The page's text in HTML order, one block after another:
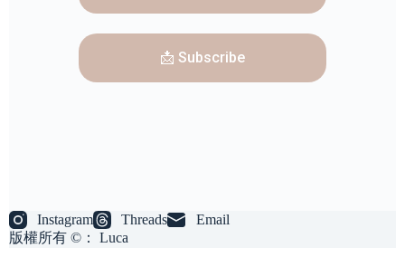
📩 Subscribe
Instagram Threads
Email
版權所有 ©： Luca